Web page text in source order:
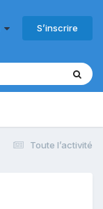
S’inscrire
Toute l’activité